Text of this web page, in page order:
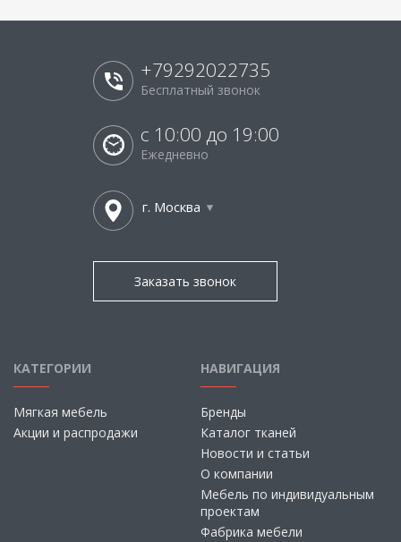
+79292022735
Бесплатный звонок
с 10:00 до 19:00
Ежедневно
г. Москва
Заказать звонок
КАТЕГОРИИ
Мягкая мебель
Акции и распродажи
НАВИГАЦИЯ
Бренды
Каталог тканей
Новости и статьи
О компании
Мебель по индивидуальным
проектам
Фабрика мебели